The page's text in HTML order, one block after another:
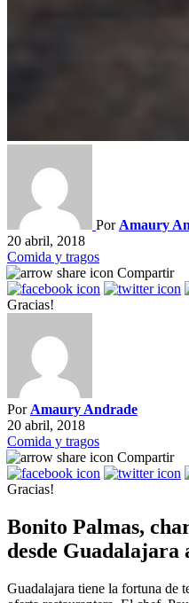
Por Amaury
20 abril, 2018
Comida y tragos
Compartir
Gracias!
Por Amaury Andrade
20 abril, 2018
Comida y tragos
Compartir
Gracias!
Bonito Palmas,
desde Guadalajara
Guadalajara tiene la fortuna de